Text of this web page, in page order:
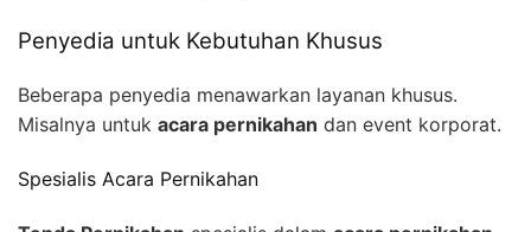
Penyedia untuk Kebutuhan Khusus
Beberapa penyedia menawarkan layanan khusus.
Misalnya untuk acara pernikahan dan event korporat.
Spesialis Acara Pernikahan